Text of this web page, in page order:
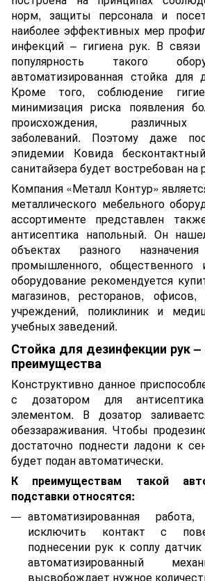
норм, защиты персонала и
наиболее эффективных мер
инфекций – гигиена рук. В
популярность такого
автоматизированная стойка для
Кроме того, соблюдение
минимизация риска появления
происхождения, различных
заболеваний. Поэтому даже
эпидемии Ковида
санитайзера будет востребован на
Компания «Металл Контур»
металлического мебельного
ассортименте представлен
антисептика напольный. Он
объектах разного
промышленного, общественного
оборудование рекомендуется
магазинов, ресторанов, офисов,
учреждений, поликлиник и
учебных заведений.
Стойка для дезинфекции рук
преимущества
Конструктивно данное
с дозатором для
элементом. В дозатор
обеззараживания. Чтобы
достаточно поднести ладони к
будет подан автоматически.
К преимуществам такой
подставки относятся:
автоматизированная
исключить контакт с
поднесении рук к соплу
автоматизированный
высвобождает нужное